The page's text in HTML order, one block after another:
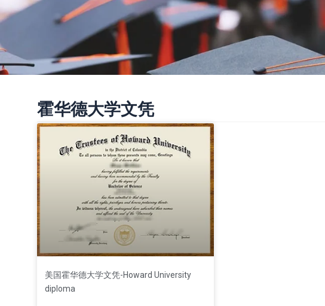
霍华德大学文凭
美国霍华德大学文凭-Howard University
diploma